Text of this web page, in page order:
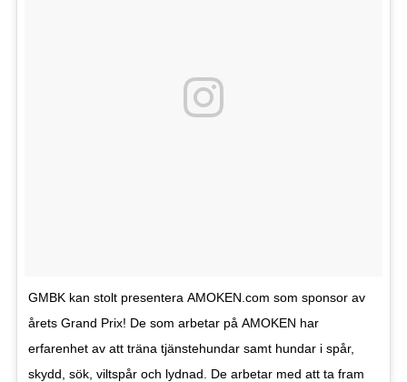
GMBK kan stolt presentera AMOKEN.com som sponsor av
årets Grand Prix! De som arbetar på AMOKEN har
erfarenhet av att träna tjänstehundar samt hundar i spår,
skydd, sök, viltspår och lydnad. De arbetar med att ta fram